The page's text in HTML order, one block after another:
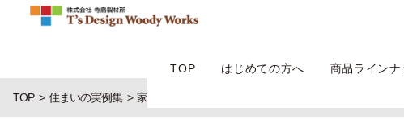
TOP はじめての方へ 商品ラインナ
TOP 住まいの実例集 家族が憩う小上がりダイニングとスタディスペースがあ